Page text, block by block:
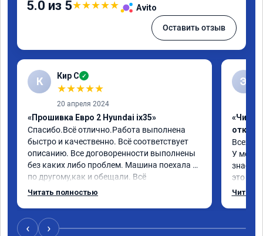
5.0 из 5★★★★★ Avito
Оставить отзыв
К Кир С ✓
★★★★★
20 апреля 2024
«Прошивка Евро 2 Hyundai ix35»
Спасибо.Всё отлично.Работа выполнена
быстро и качественно. Всё соответствует
описанию. Все договоренности выполнены
без каких либо проблем. Машина поехала
по другому,как и обещали. Всё
понравилось. Рекомендую данную
Читать полностью
Э
«Чип
Всех
У меня
знает
это
газов,
Читать
‹ ›